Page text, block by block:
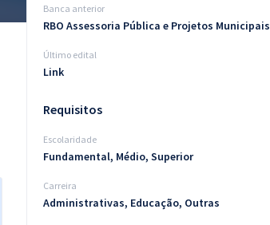
Banca anterior
RBO Assessoria Pública e Projetos Municipais
Último edital
Link
Requisitos
Escolaridade
Fundamental, Médio, Superior
Carreira
Administrativas, Educação, Outras